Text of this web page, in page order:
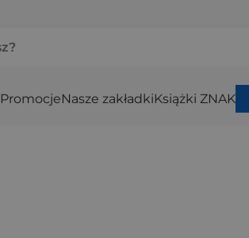
PromocjeNasze zakładkiKsiążki ZNAK